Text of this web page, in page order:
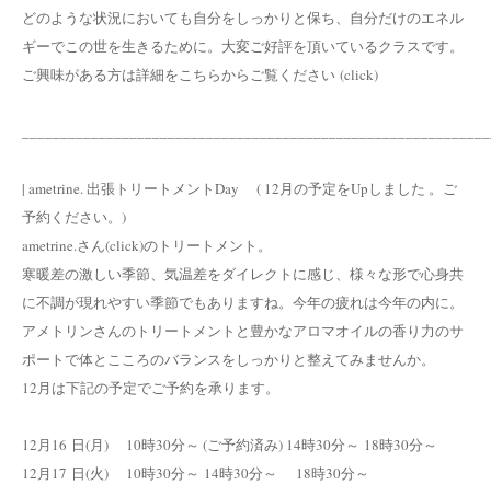
どのような状況においても自分をしっかりと保ち、自分だけのエネル
ギーでこの世を生きるために。大変ご好評を頂いているクラスです。
ご興味がある方は詳細をこちらからご覧ください (click)
| ametrine. 出張トリートメントDay ( 12月の予定をUpしました 。ご
予約ください。)
ametrine.さん(click)のトリートメント。
寒暖差の激しい季節、気温差をダイレクトに感じ、様々な形で心身共
に不調が現れやすい季節でもありますね。今年の疲れは今年の内に。
アメトリンさんのトリートメントと豊かなアロマオイルの香り力のサ
ポートで体とこころのバランスをしっかりと整えてみませんか。
12月は下記の予定でご予約を承ります。
12月16 日(月) 10時30分～ (ご予約済み) 14時30分～ 18時30分～
12月17 日(火) 10時30分～ 14時30分～ 18時30分～